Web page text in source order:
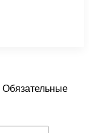
Обязательные